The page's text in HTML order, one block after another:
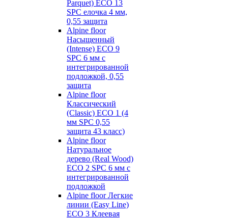
Parquet) ECO 13
SPC елочка 4 мм,
0,55 защита
Alpine floor
Насыщенный
(Intense) ECO 9
SPC 6 мм с
интегрированной
подложкой, 0,55
защита
Alpine floor
Классический
(Classic) ECO 1 (4
мм SPC 0,55
защита 43 класс)
Alpine floor
Натуральное
дерево (Real Wood)
ECO 2 SPC 6 мм с
интегрированной
подложкой
Alpine floor Легкие
линии (Easy Line)
ECO 3 Клеевая